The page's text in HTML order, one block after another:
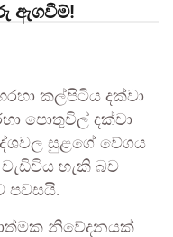
ඇගවීම්!
කල්පිටිය දක්වා
පොතුවිල් දක්වා
සුළගේ වේගය
වැඩිවිය හැකි බව
පවසයි.
නිවේදනයක්